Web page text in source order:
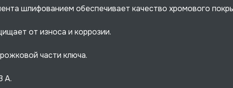
шлифованием обеспечивает качество хромового
от износа и коррозии.
части ключа.
A.